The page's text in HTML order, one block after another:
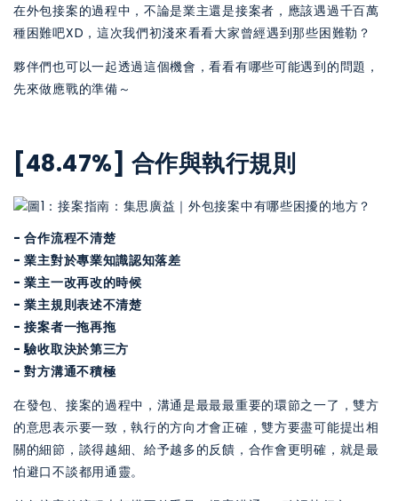
在外包接案的過程中，不論是業主還是接案者，應該遇過千百萬
種困難吧XD，這次我們初淺來看看大家曾經遇到那些困難勒？
夥伴們也可以一起透過這個機會，看看有哪些可能遇到的問題，
先來做應戰的準備～
[48.47%] 合作與執行規則
- 合作流程不清楚
- 業主對於專業知識認知落差
- 業主一改再改的時候
- 業主規則表述不清楚
- 接案者一拖再拖
- 驗收取決於第三方
- 對方溝通不積極
在發包、接案的過程中，溝通是最最最重要的環節之一了，雙方
的意思表示要一致，執行的方向才會正確，雙方要盡可能提出相
關的細節，談得越細、給予越多的反饋，合作會更明確，就是最
怕避口不談都用通靈。